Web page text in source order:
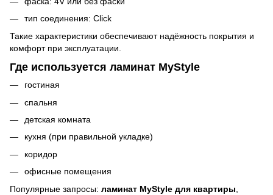
тип соединения: Click
Такие характеристики обеспечивают надёжность покрытия и
комфорт при эксплуатации.
Где используется ламинат MyStyle
гостиная
спальня
детская комната
кухня (при правильной укладке)
коридор
офисные помещения
Популярные запросы: ламинат MyStyle для квартиры